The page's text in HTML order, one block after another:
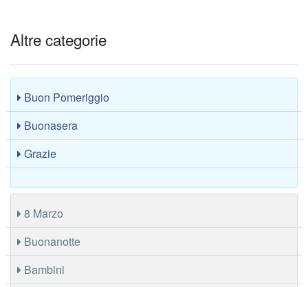
Altre categorie
Buon Pomeriggio
Buonasera
Grazie
8 Marzo
Buonanotte
Bambini